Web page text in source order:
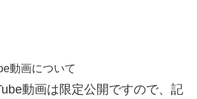
動画について
動画は限定公開ですので、記